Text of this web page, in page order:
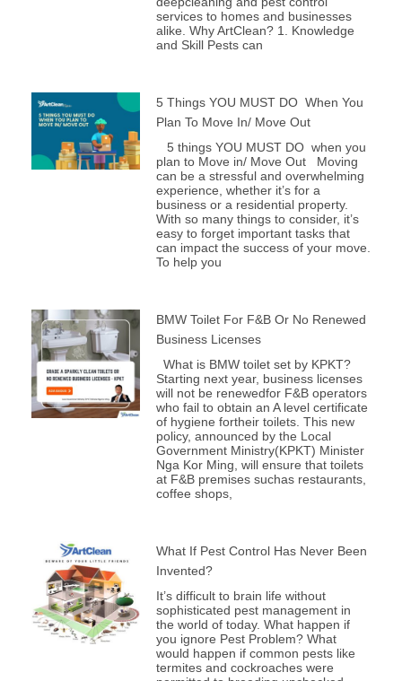
services to homes and businesses
alike. Why ArtClean? 1. Knowledge
and Skill Pests can
5 Things YOU MUST DO When You
Plan To Move In/ Move Out
5 things YOU MUST DO when you
plan to Move in/ Move Out Moving
can be a stressful and overwhelming
experience, whether it’s for a
business or a residential property.
With so many things to consider, it’s
easy to forget important tasks that
can impact the success of your move.
To help you
BMW Toilet For F&B Or No Renewed
Business Licenses
What is BMW toilet set by KPKT?
Starting next year, business licenses
will not be renewedfor F&B operators
who fail to obtain an A level certificate
of hygiene fortheir toilets. This new
policy, announced by the Local
Government Ministry(KPKT) Minister
Nga Kor Ming, will ensure that toilets
at F&B premises suchas restaurants,
coffee shops,
What If Pest Control Has Never Been
Invented?
It’s difficult to brain life without
sophisticated pest management in
the world of today. What happen if
you ignore Pest Problem? What
would happen if common pests like
termites and cockroaches were